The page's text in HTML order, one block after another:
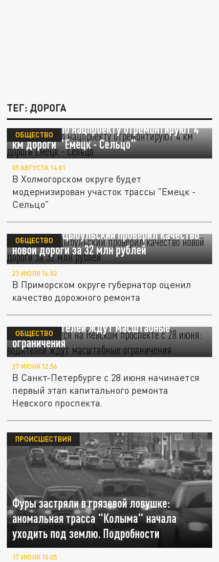
ТЕГ: ДОРОГА
В Поморье по нацпроекту отремонтируют 4
км дороги "Емецк - Сельцо"
ОБЩЕСТВО
05 АВГУСТА 14:01
В Холмогорском округе будет
модернизирован участок трассы "Емецк -
Сельцо"
Александр Цыбульский проверил качество
новой дороги за 32 млн рублей
ОБЩЕСТВО
23 ИЮЛЯ 16:52
В Приморском округе губернатор оценил
качество дорожного ремонта
Что изменится на Невском проспекте с 28
июня: водителей ждут масштабные
ограничения
ОБЩЕСТВО
27 ИЮНЯ 12:56
В Санкт-Петербурге с 28 июня начинается
первый этап капитального ремонта
Невского проспекта.
Фуры застряли в грязевой ловушке:
аномальная трасса "Колыма" начала
уходить под землю. Подробности
ПРОИСШЕСТВИЯ
17 ИЮНЯ 10:05